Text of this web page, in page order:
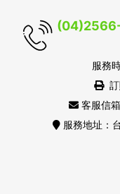
服務
客服信
服務地址：